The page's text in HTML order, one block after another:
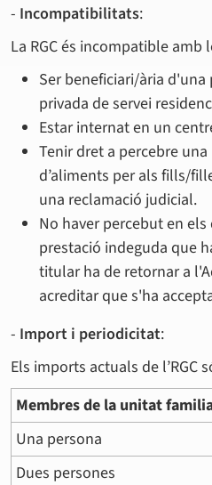
- Incompatibilitats:
La RGC és incompatible
Ser beneficiari/ària
privada de servei
Estar internat en un
Tenir dret a percebre
d’aliments per als fills/
una reclamació judicial.
No haver percebut en els
prestació indeguda que
titular ha de retornar a
acreditar que s'ha
- Import i periodicitat:
Els imports actuals de l’RGC
Membres de la unitat
Una persona
Dues persones